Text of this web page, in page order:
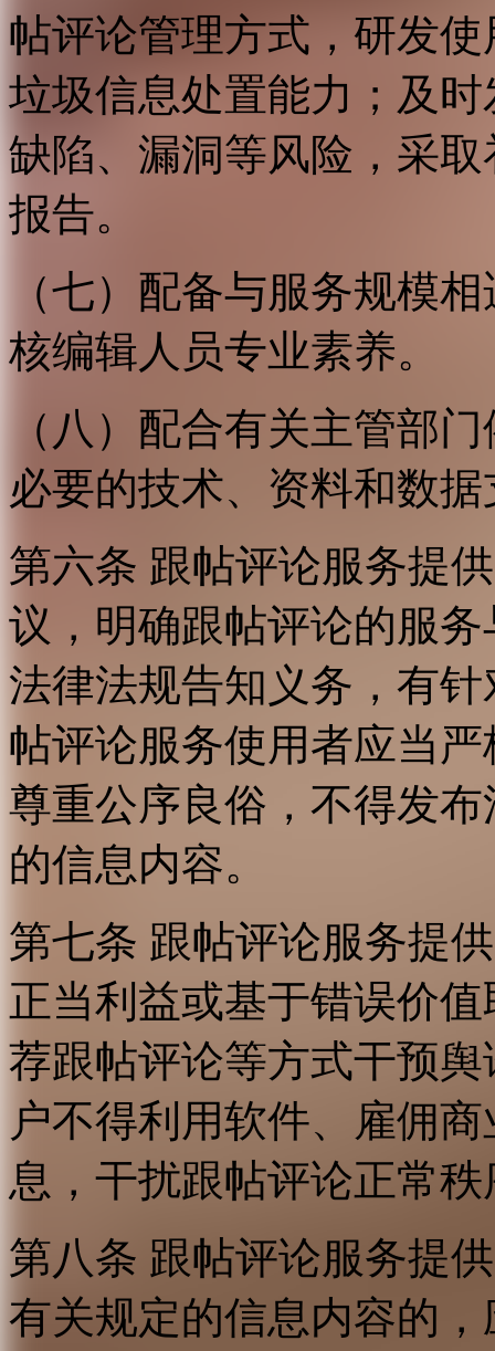
帖评论管理方式，研发
垃圾信息处置能力；及
缺陷、漏洞等风险，采
报告。
（七）配备与服务规模
核编辑人员专业素养。
（八）配合有关主管部
必要的技术、资料和数
第六条 跟帖评论服务提
议，明确跟帖评论的服
法律法规告知义务，有
帖评论服务使用者应当
尊重公序良俗，不得发
的信息内容。
第七条 跟帖评论服务提
正当利益或基于错误价
荐跟帖评论等方式干预
户不得利用软件、雇佣
息，干扰跟帖评论正常
第八条 跟帖评论服务提
有关规定的信息内容的